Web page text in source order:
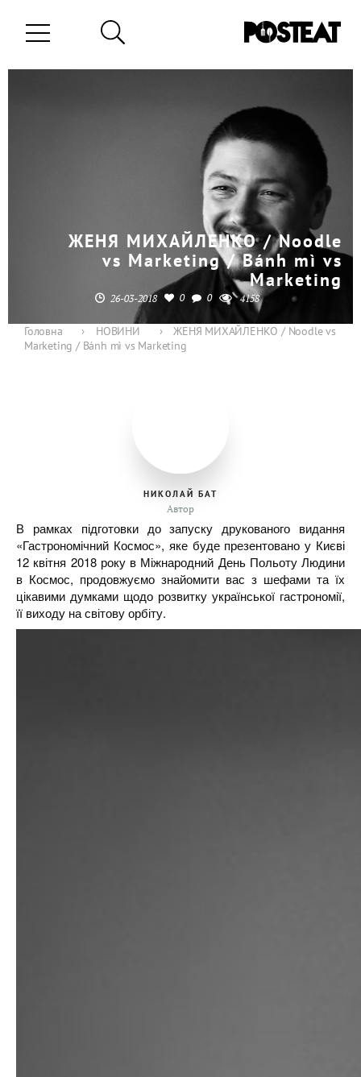
ЖЕНЯ МИХАЙЛЕНКО / Noodle
vs Marketing / Bánh mì vs
Marketing
26-03-2018 0 0 4158
Головна › НОВИНИ ›
ЖЕНЯ МИХАЙЛЕНКО / Noodle vs
Marketing / Bánh mì vs Marketing
НИКОЛАЙ БАТ
Автор
В рамках підготовки до запуску друкованого видання
«Гастрономічний Космос», яке буде презентовано у Києві
12 квітня 2018 року в Міжнародний День Польоту Людини
в Космос, продовжуємо знайомити вас з шефами та їх
цікавими думками щодо розвитку української гастрономії,
її виходу на світову орбіту.